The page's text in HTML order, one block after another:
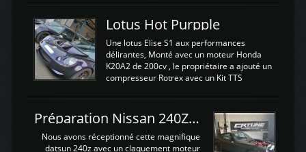
est temps de brancher le ...
légere découpe du plastique inferieur,
negénant en rien la structure ou le
fonctionnement du fond plat. Une
reprogrammation Stage 2 est faite sur le
calculateur d'origine. Une alternative
économique au passage sur Hondata
d'origine 310cv et 400Nn , Une fois
reprogrammé et les ...
Lotus Hot Purpple
Une lotus Elise S1 aux performances
délirantes, Monté avec un moteur Honda
K20A2 de 200cv , le propriétaire a ajouté un
compresseur Rotrex avec un Kit TTS
d'augmenter la puissance de son moteur:
un watercooler a été ajouté. 300Cv sans
échangeurLa lotus équipée d'un Hondata
Kpro et d'une large bande pour le réglage
Préparation Nissan 240Z SR20DET
Nous avons réceptionné cette magnifique
datsun 240z avec un claquement moteur